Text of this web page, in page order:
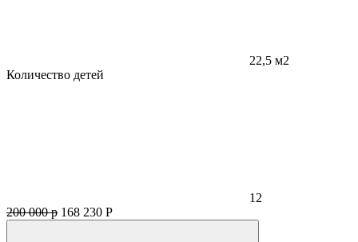
22,5 м2
Количество детей
12
200 000 р 168 230 Р